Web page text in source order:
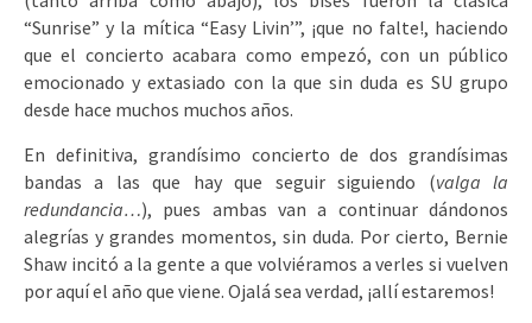
“Sunrise” y la mítica “Easy Livin’”, ¡que no falte!, haciendo
que el concierto acabara como empezó, con un público
emocionado y extasiado con la que sin duda es SU grupo
desde hace muchos muchos años.
En definitiva, grandísimo concierto de dos grandísimas
bandas a las que hay que seguir siguiendo (valga la
redundancia…), pues ambas van a continuar dándonos
alegrías y grandes momentos, sin duda. Por cierto, Bernie
Shaw incitó a la gente a que volviéramos a verles si vuelven
por aquí el año que viene. Ojalá sea verdad, ¡allí estaremos!